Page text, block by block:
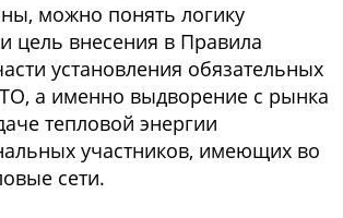
можно понять логику
цель внесения в Правила
установления обязательных
а именно выдворение с рынка
тепловой энергии
участников, имеющих во
сети.